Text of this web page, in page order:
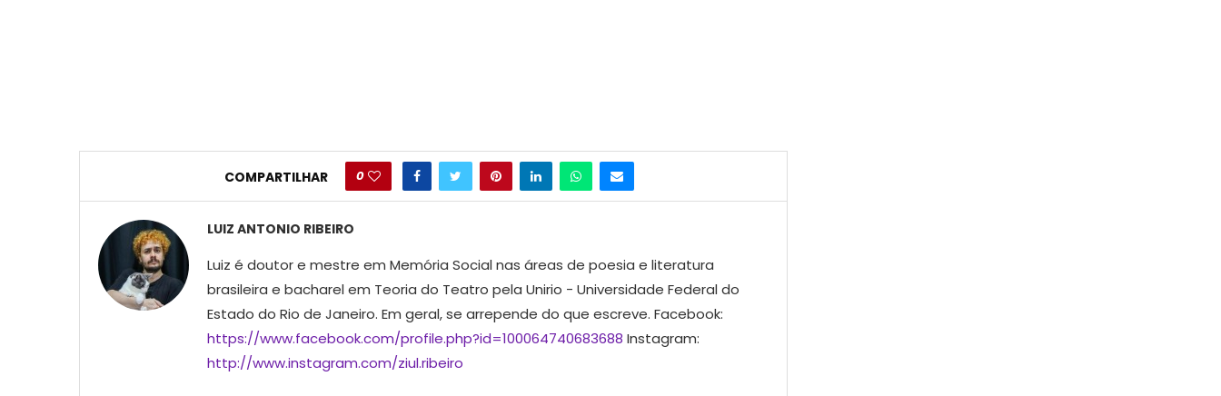
COMPARTILHAR 0
LUIZ ANTONIO RIBEIRO
Luiz é doutor e mestre em Memória Social nas áreas de poesia e literatura
brasileira e bacharel em Teoria do Teatro pela Unirio - Universidade Federal do
Estado do Rio de Janeiro. Em geral, se arrepende do que escreve. Facebook:
https://www.facebook.com/profile.php?id=100064740683688 Instagram:
http://www.instagram.com/ziul.ribeiro